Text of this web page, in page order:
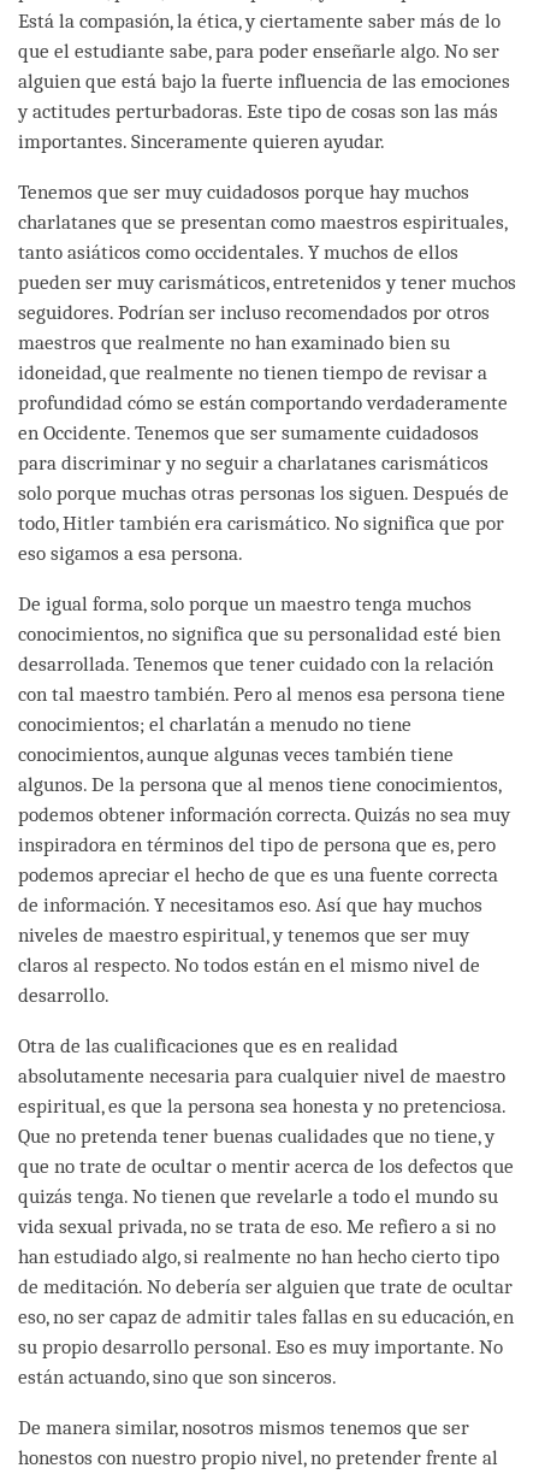
Está la compasión, la ética, y ciertamente saber más de lo
que el estudiante sabe, para poder enseñarle algo. No ser
alguien que está bajo la fuerte influencia de las emociones
y actitudes perturbadoras. Este tipo de cosas son las más
importantes. Sinceramente quieren ayudar.
Tenemos que ser muy cuidadosos porque hay muchos
charlatanes que se presentan como maestros espirituales,
tanto asiáticos como occidentales. Y muchos de ellos
pueden ser muy carismáticos, entretenidos y tener muchos
seguidores. Podrían ser incluso recomendados por otros
maestros que realmente no han examinado bien su
idoneidad, que realmente no tienen tiempo de revisar a
profundidad cómo se están comportando verdaderamente
en Occidente. Tenemos que ser sumamente cuidadosos
para discriminar y no seguir a charlatanes carismáticos
solo porque muchas otras personas los siguen. Después de
todo, Hitler también era carismático. No significa que por
eso sigamos a esa persona.
De igual forma, solo porque un maestro tenga muchos
conocimientos, no significa que su personalidad esté bien
desarrollada. Tenemos que tener cuidado con la relación
con tal maestro también. Pero al menos esa persona tiene
conocimientos; el charlatán a menudo no tiene
conocimientos, aunque algunas veces también tiene
algunos. De la persona que al menos tiene conocimientos,
podemos obtener información correcta. Quizás no sea muy
inspiradora en términos del tipo de persona que es, pero
podemos apreciar el hecho de que es una fuente correcta
de información. Y necesitamos eso. Así que hay muchos
niveles de maestro espiritual, y tenemos que ser muy
claros al respecto. No todos están en el mismo nivel de
desarrollo.
Otra de las cualificaciones que es en realidad
absolutamente necesaria para cualquier nivel de maestro
espiritual, es que la persona sea honesta y no pretenciosa.
Que no pretenda tener buenas cualidades que no tiene, y
que no trate de ocultar o mentir acerca de los defectos que
quizás tenga. No tienen que revelarle a todo el mundo su
vida sexual privada, no se trata de eso. Me refiero a si no
han estudiado algo, si realmente no han hecho cierto tipo
de meditación. No debería ser alguien que trate de ocultar
eso, no ser capaz de admitir tales fallas en su educación, en
su propio desarrollo personal. Eso es muy importante. No
están actuando, sino que son sinceros.
De manera similar, nosotros mismos tenemos que ser
honestos con nuestro propio nivel, no pretender frente al